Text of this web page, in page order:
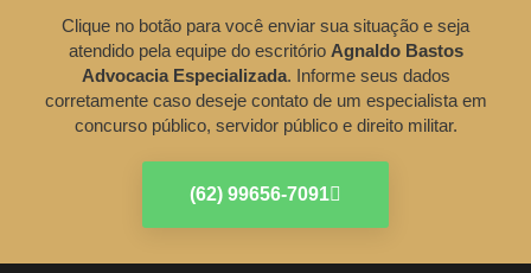
Clique no botão para você enviar sua situação e seja
atendido pela equipe do escritório Agnaldo Bastos
Advocacia Especializada. Informe seus dados
corretamente caso deseje contato de um especialista em
concurso público, servidor público e direito militar.
(62) 99656-7091